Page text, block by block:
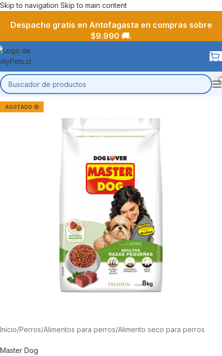
Skip to navigation Skip to main content
Despacho gratis en Antofagasta en compras sobre
$9.990 🚚.
AGOTADO 😔
Inicio/Perros/Alimentos para perros/Alimento seco para perros
Master Dog